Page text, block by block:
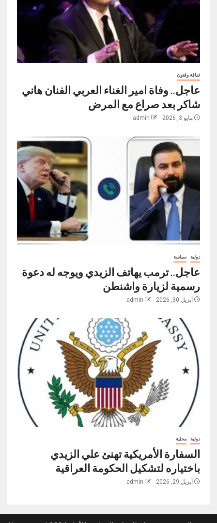
ثقافة وفنون
عاجل.. وفاة امير الغناء العربي الفنان هاني
شاكر بعد صراع مع المرض
مايو 3, 2026 admin
دولية سياسة
عاجل.. ترمب يهاتف الزيدي ويوجه له دعوة
رسمية لزيارة واشنطن
أبريل 30, 2026 admin
دولية محلية
السفارة الأمريكية تهنئ علي الزيدي
باختياره لتشكيل الحكومة العراقية
أبريل 29, 2026 admin